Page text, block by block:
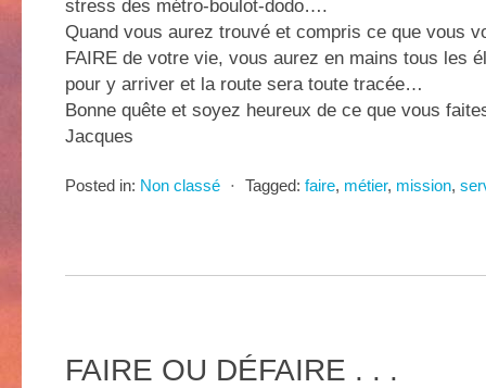
stress des métro-boulot-dodo….
Quand vous aurez trouvé et compris ce que vous
FAIRE de votre vie, vous aurez en mains tous les
pour y arriver et la route sera toute tracée…
Bonne quête et soyez heureux de ce que vous
Jacques
Posted in: Non classé ⋅ Tagged: faire, métier, mission,
FAIRE OU DÉFAIRE . . .